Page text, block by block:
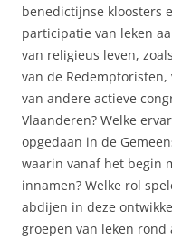
benedictijnse kloosters
participatie van leken
van religieus leven,
van de
van andere actieve
Vlaanderen? Welke
opgedaan in de
waarin vanaf het begin
innamen? Welke rol
abdijen in deze
groepen van leken rond